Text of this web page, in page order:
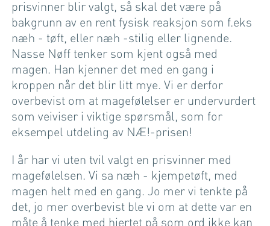
prisvinner blir valgt, så skal det være på
bakgrunn av en rent fysisk reaksjon som f.eks
næh - tøft, eller næh -stilig eller lignende.
Nasse Nøff tenker som kjent også med
magen. Han kjenner det med en gang i
kroppen når det blir litt mye. Vi er derfor
overbevist om at magefølelser er undervurdert
som veiviser i viktige spørsmål, som for
eksempel utdeling av NÆ!-prisen!
I år har vi uten tvil valgt en prisvinner med
magefølelsen. Vi sa næh - kjempetøft, med
magen helt med en gang. Jo mer vi tenkte på
det, jo mer overbevist ble vi om at dette var en
måte å tenke med hjertet på som ord ikke kan